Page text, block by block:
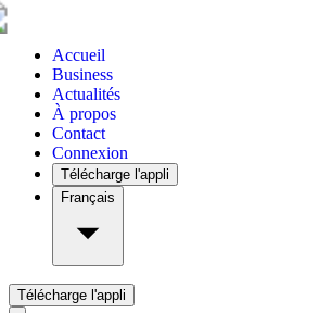
Accueil
Business
Actualités
À propos
Contact
Connexion
Télécharge l'appli
Français
Télécharge l'appli